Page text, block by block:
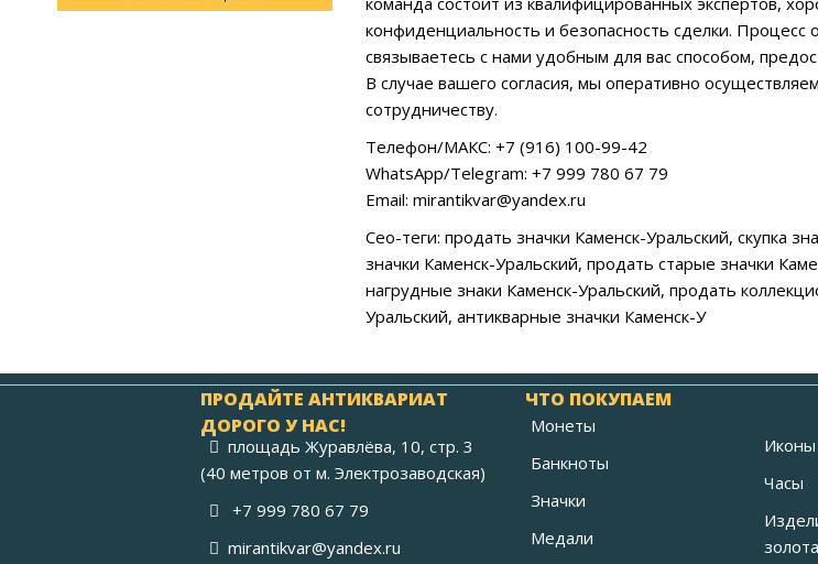
конфиденциальность и безопасность сделки.
связываетесь с нами удобным для вас способом,
В случае вашего согласия, мы оперативно
сотрудничеству.
Телефон/МАКС: +7 (916) 100-99-42
WhatsApp/Telegram: +7 999 780 67 79
Email: mirantikvar@yandex.ru
Сео-теги: продать значки Каменск-Уральский, скупка
значки Каменск-Уральский, продать старые значки
нагрудные знаки Каменск-Уральский, продать
Уральский, антикварные значки Каменск-У
ПРОДАЙТЕ АНТИКВАРИАТ
ДОРОГО У НАС!
площадь Журавлёва, 10, стр. 3
(40 метров от м. Электрозаводская)
+7 999 780 67 79
mirantikvar@yandex.ru
ЧТО ПОКУПАЕМ
Монеты
Банкноты
Значки
Медали
Иконы
Часы
золота